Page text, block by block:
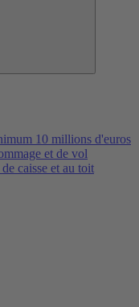
10 millions d'euros
et de vol
caisse et au toit